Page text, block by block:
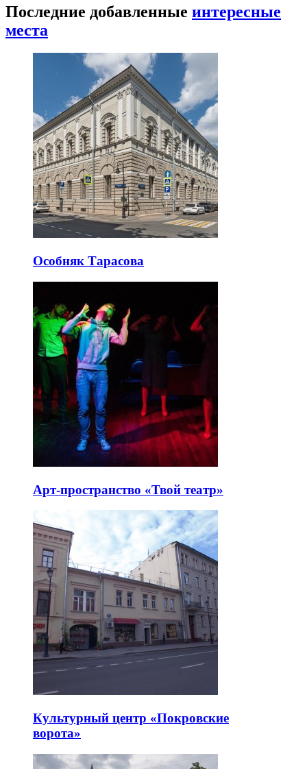
Последние добавленные интересные
места
Особняк Тарасова
Арт-пространство «Твой театр»
Культурный центр «Покровские
ворота»